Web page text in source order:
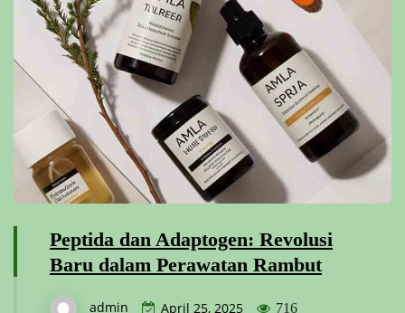
Peptida dan Adaptogen: Revolusi
Baru dalam Perawatan Rambut
admin April 25, 2025 716